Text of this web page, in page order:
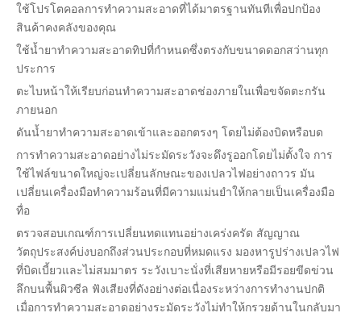
ใช้โปรโตคอลการทำความสะอาดที่ได้มาตรฐานทันทีเพื่อปกป้อง
สินค้าคงคลังของคุณ
ใช้น้ำยาทำความสะอาดทิปที่กำหนดซึ่งตรงกับขนาดดอกสว่านทุก
ประการ
ตะไบหน้าให้เรียบก่อนทำความสะอาดช่องภายในเพื่อขจัดตะกรัน
ภายนอก
ดันน้ำยาทำความสะอาดเข้าและออกตรงๆ โดยไม่ต้องบิดหรือบด
การทำความสะอาดอย่างไม่ระมัดระวังจะดึงรูออกโดยไม่ตั้งใจ การ
ใช้ไฟล์ขนาดใหญ่จะเปลี่ยนลักษณะของเปลวไฟอย่างถาวร มัน
เปลี่ยนเครื่องมือทำความร้อนที่มีความแม่นยำให้กลายเป็นเครื่องมือ
ทื่อ
ตรวจสอบเกณฑ์การเปลี่ยนทดแทนอย่างเคร่งครัด สัญญาณ
วัตถุประสงค์บ่งบอกถึงส่วนประกอบที่หมดแรง มองหารูปร่างเปลวไฟ
ที่บิดเบี้ยวและไม่สมมาตร ระวังเบาะนั่งที่เสียหายหรือมีรอยขีดข่วน
ลึกบนพื้นผิวซีล ฟังเสียงที่ดังอย่างต่อเนื่องระหว่างการทำงานปกติ
เมื่อการทำความสะอาดอย่างระมัดระวังไม่ทำให้กรวยด้านในกลับมา